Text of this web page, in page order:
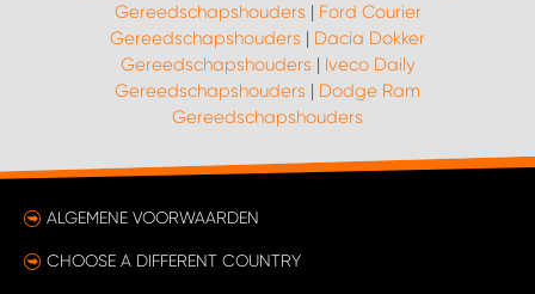
Gereedschapshouders | Ford Courier
Gereedschapshouders | Dacia Dokker
Gereedschapshouders | Iveco Daily
Gereedschapshouders | Dodge Ram
Gereedschapshouders
ALGEMENE VOORWAARDEN
CHOOSE A DIFFERENT COUNTRY